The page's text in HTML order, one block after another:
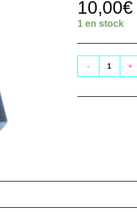
10,00€
1 en stock
- +